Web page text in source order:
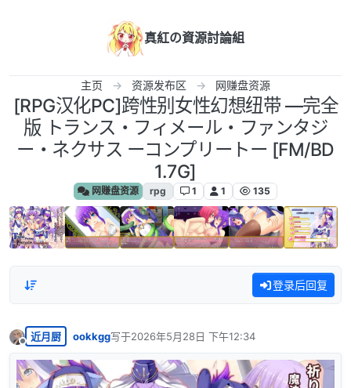
真紅の資源討論組
主页 资源发布区 网赚盘资源
[RPG汉化PC]跨性别女性幻想纽带 —完全
版 トランス・フィメール・ファンタジ
ー・ネクサス ーコンプリートー [FM/BD
1.7G]
网赚盘资源 rpg 1 1 135
登录后回复
离线
近月厨 ookkgg写于2026年5月28日 下午12:34
最后由 编辑